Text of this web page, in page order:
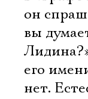
он
вы
его
нет.